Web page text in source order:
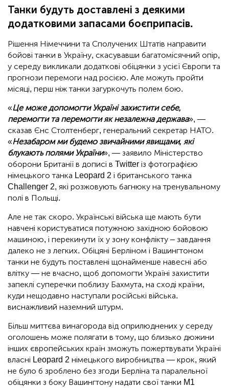
Танки будуть доставлені з деякими
додатковими запасами боєприпасів.
Рішення Німеччини та Сполучених Штатів направити
бойові танки в Україну, скасувавши багатомісячний опір,
у середу викликали додаткові обіцянки з усієї Європи та
прогнози перемоги над росією. Але можуть пройти
місяці, перш ніж танки загуркочуть полем бою.
«Це може допомогти Україні захистити себе,
перемогти та перемогти як незалежна держава», —
сказав Єнс Столтенберг, генеральний секретар НАТО.
«Незабаром ми будемо звичайними явищами, які
блукають полями України», — заявило Міністерство
оборони Британії в дописі в Twitter із фотографією
німецького танка Leopard 2 і британського танка
Challenger 2, які розжовують багнюку на тренувальному
полі в Польщі.
Але не так скоро. Українські війська ще мають бути
навчені користуватися потужною західною бойовою
машиною, і перекинути їх у зону конфлікту – завдання
далеко не з легких. Обіцяні Берліном і Вашингтоном
танки не будуть поставлені щонайменше навесні або
влітку — не вчасно, щоб допомогти Україні захистити
запеклі суперечки поблизу Бахмута, на сході країни,
куди нещодавно наступали російські війська.
виснажливий наземний штурм.
Більш миттєва винагорода від оприлюднених у середу
оголошень може полягати в тому, що близько дюжини
інших європейських країн зможуть пожертвувати Україні
власні Leopard 2 німецького виробництва — крок, який
не було б зроблено без згоди Берліна та паралельної
обіцянки з боку Вашингтону надати свої танки M1